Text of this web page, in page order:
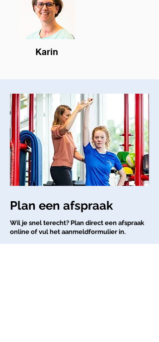
Karin
Plan een afspraak
Wil je snel terecht? Plan direct een afspraak
online of vul het aanmeldformulier in.